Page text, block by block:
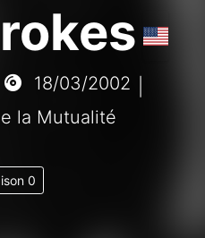
18/03/2002
la Mutualité
0